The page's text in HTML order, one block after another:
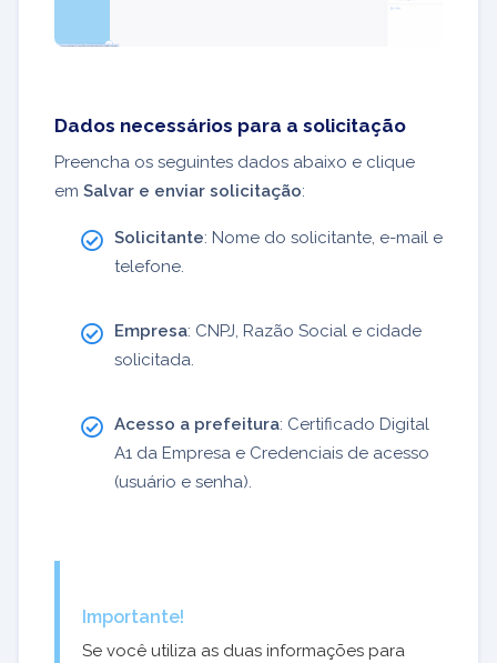
Dados necessários para a solicitação
Preencha os seguintes dados abaixo e clique
em Salvar e enviar solicitação:
Solicitante: Nome do solicitante, e-mail e
telefone.
Empresa: CNPJ, Razão Social e cidade
solicitada.
Acesso a prefeitura: Certificado Digital
A1 da Empresa e Credenciais de acesso
(usuário e senha).
Importante!
Se você utiliza as duas informações para